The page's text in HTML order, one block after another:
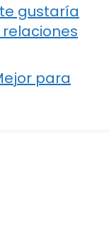
gustaría
para